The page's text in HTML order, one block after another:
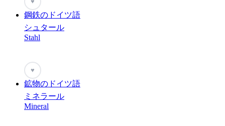
鋼鉄のドイツ語
シュタール
Stahl
♥
鉱物のドイツ語
ミネラール
Mineral